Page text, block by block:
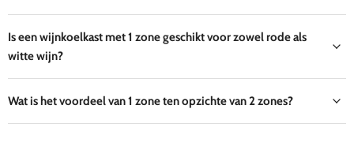
Is een wijnkoelkast met 1 zone geschikt voor zowel rode als
witte wijn?
Wat is het voordeel van 1 zone ten opzichte van 2 zones?